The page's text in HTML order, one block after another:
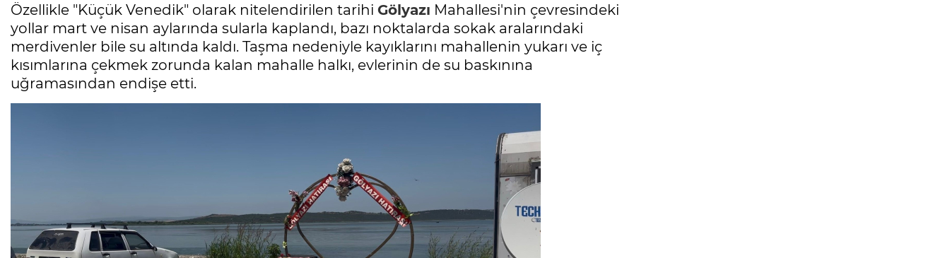
Özellikle "Küçük Venedik" olarak nitelendirilen tarihi Gölyazı Mahallesi'nin çevresindeki
yollar mart ve nisan aylarında sularla kaplandı, bazı noktalarda sokak aralarındaki
merdivenler bile su altında kaldı. Taşma nedeniyle kayıklarını mahallenin yukarı ve iç
kısımlarına çekmek zorunda kalan mahalle halkı, evlerinin de su baskınına
uğramasından endişe etti.